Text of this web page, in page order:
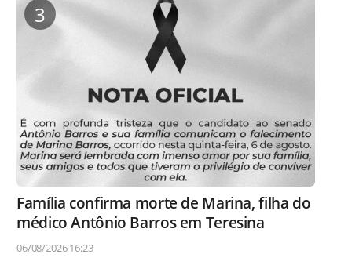
3
Família confirma morte de Marina, filha do
médico Antônio Barros em Teresina
06/08/2026 16:23